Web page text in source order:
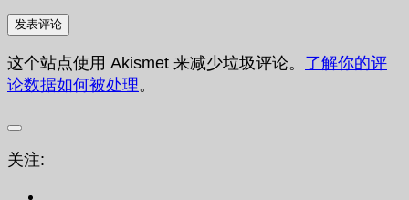
这个站点使用 Akismet 来减少垃圾评论。 了解你的评
论数据如何被处理。
关注: